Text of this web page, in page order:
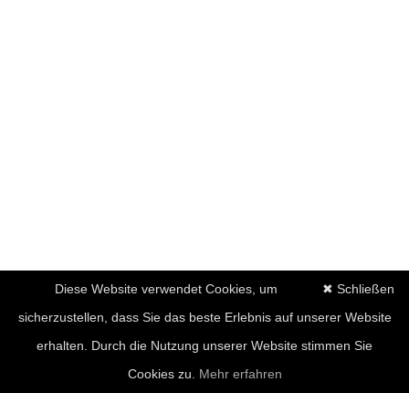
✖ Schließen
Diese Website verwendet Cookies, um
sicherzustellen, dass Sie das beste Erlebnis auf unserer Website
erhalten. Durch die Nutzung unserer Website stimmen Sie
Cookies zu. Mehr erfahren